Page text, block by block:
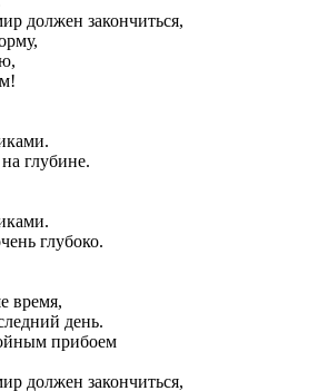
должен закончиться,
глубине.
глубоко.
время,
день.
прибоем
должен закончиться,